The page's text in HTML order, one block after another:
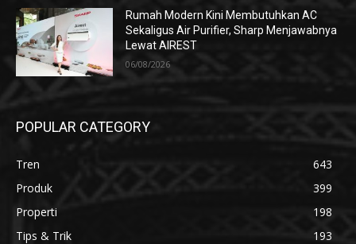
Rumah Modern Kini Membutuhkan AC
Sekaligus Air Purifier, Sharp Menjawabnya
Lewat AIREST
06/08/2026
POPULAR CATEGORY
Tren
643
Produk
399
Properti
198
Tips & Trik
193